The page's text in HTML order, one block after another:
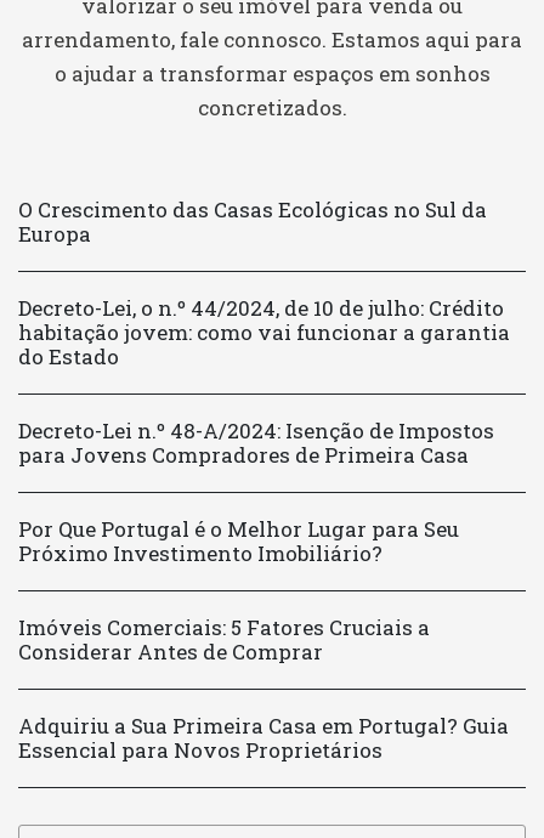
arrendamento, fale connosco. Estamos aqui para
o ajudar a transformar espaços em sonhos
concretizados.
O Crescimento das Casas Ecológicas no Sul da
Europa
Decreto-Lei, o n.º 44/2024, de 10 de julho: Crédito
habitação jovem: como vai funcionar a garantia
do Estado
Decreto-Lei n.º 48-A/2024: Isenção de Impostos
para Jovens Compradores de Primeira Casa
Por Que Portugal é o Melhor Lugar para Seu
Próximo Investimento Imobiliário?
Imóveis Comerciais: 5 Fatores Cruciais a
Considerar Antes de Comprar
Adquiriu a Sua Primeira Casa em Portugal? Guia
Essencial para Novos Proprietários